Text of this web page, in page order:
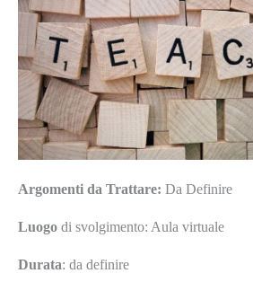
Argomenti da Trattare: Da Definire
Luogo di svolgimento: Aula virtuale
Durata: da definire